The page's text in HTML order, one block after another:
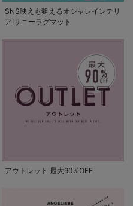
SNS映えも狙えるオシャレインテリ
ア!サニーラグマット
アウトレット 最大90%OFF